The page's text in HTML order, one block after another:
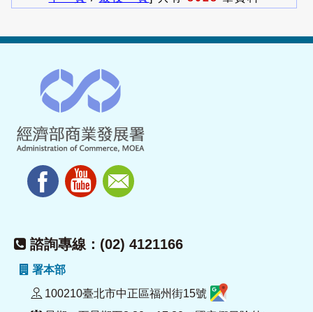
諮詢專線：(02) 4121166
署本部
100210臺北市中正區福州街15號